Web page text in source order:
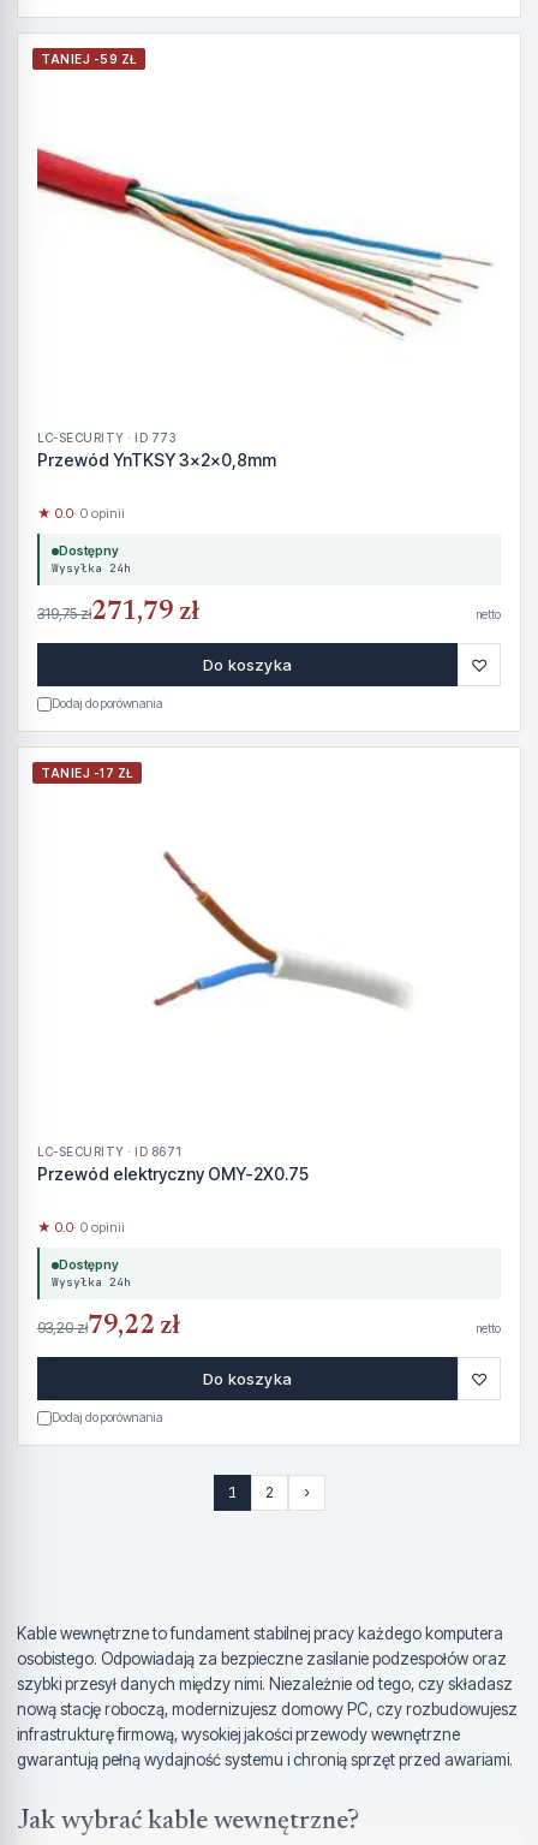
TANIEJ -59 ZŁ
LC-SECURITY · ID 773
Przewód YnTKSY 3x2x0,8mm
★ 0.0· 0 opinii
Dostępny
Wysyłka 24h
319,75 zł271,79 zł netto
Do koszyka ♡
Dodaj do porównania
TANIEJ -17 ZŁ
LC-SECURITY · ID 8671
Przewód elektryczny OMY-2X0.75
★ 0.0· 0 opinii
Dostępny
Wysyłka 24h
93,20 zł79,22 zł netto
Do koszyka ♡
Dodaj do porównania
1 2 ›
Kable wewnętrzne to fundament stabilnej pracy każdego komputera
osobistego. Odpowiadają za bezpieczne zasilanie podzespołów oraz
szybki przesył danych między nimi. Niezależnie od tego, czy składasz
nową stację roboczą, modernizujesz domowy PC, czy rozbudowujesz
infrastrukturę firmową, wysokiej jakości przewody wewnętrzne
gwarantują pełną wydajność systemu i chronią sprzęt przed awariami.
Jak wybrać kable wewnętrzne?